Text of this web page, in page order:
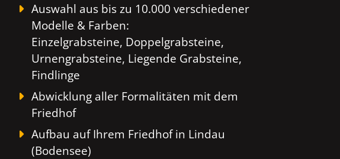
Auswahl aus bis zu 10.000 verschiedener
Modelle & Farben:
Einzelgrabsteine, Doppelgrabsteine,
Urnengrabsteine, Liegende Grabsteine,
Findlinge
Abwicklung aller Formalitäten mit dem
Friedhof
Aufbau auf Ihrem Friedhof in Lindau
(Bodensee)